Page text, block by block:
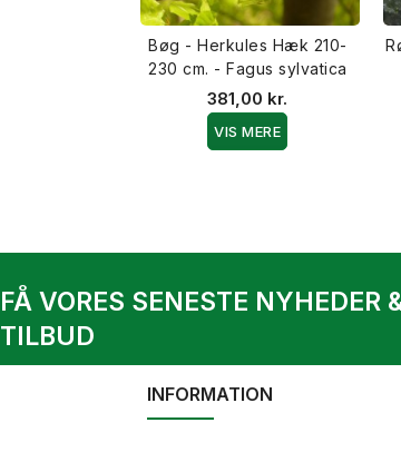
Bøg - Herkules Hæk 210-
230 cm. - Fagus sylvatica
381,00 kr.
VIS MERE
FÅ VORES SENESTE NYHEDER
TILBUD
INFORMATION